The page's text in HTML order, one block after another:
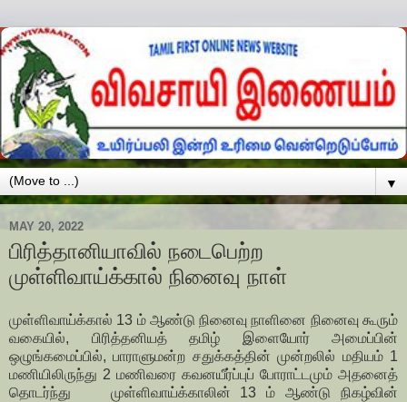
▼
MAY 20, 2022
பிரித்தானியாவில் நடைபெற்ற
முள்ளிவாய்க்கால் நினைவு நாள்
முள்ளிவாய்க்கால் 13 ம் ஆண்டு நினைவு நாளினை நினைவு கூரும்
வகையில், பிரித்தனியத் தமிழ் இளையோர் அமைப்பின்
ஒழுங்கமைப்பில், பாராளுமன்ற சதுக்கத்தின் முன்றலில் மதியம் 1
மணியிலிருந்து 2 மணிவரை கவனயீர்ப்புப் போராட்டமும் அதனைத்
தொடர்ந்து முள்ளிவாய்க்காலின் 13 ம் ஆண்டு நிகழ்வின்